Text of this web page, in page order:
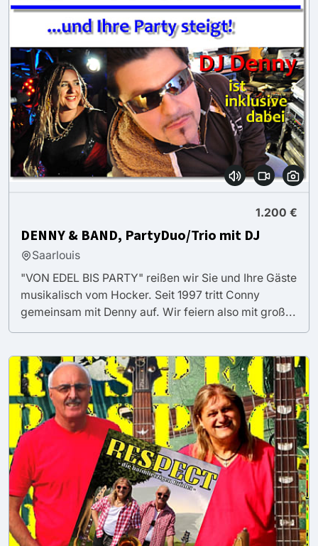
1.200 €
DENNY & BAND, PartyDuo/Trio mit DJ
Saarlouis
"VON EDEL BIS PARTY" reißen wir Sie und Ihre Gäste
musikalisch vom Hocker. Seit 1997 tritt Conny
gemeinsam mit Denny auf. Wir feiern also mit groß...